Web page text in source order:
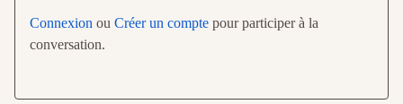
Connexion ou Créer un compte pour participer à la
conversation.